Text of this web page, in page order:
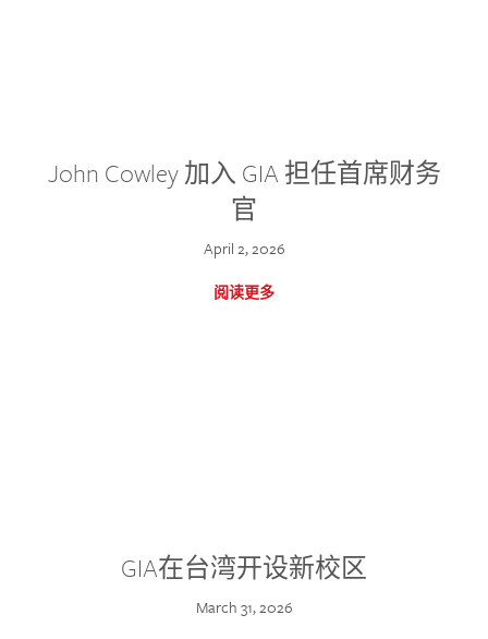
John Cowley 加入 GIA 担任首席财务
官
April 2, 2026
阅读更多
GIA在台湾开设新校区
March 31, 2026